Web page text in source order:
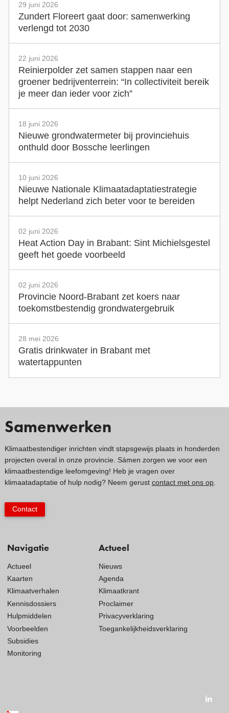
29 juni 2026
Zundert Floreert gaat door: samenwerking
verlengd tot 2030
22 juni 2026
Reinierpolder zet samen stappen naar een
groener bedrijventerrein: “In collectiviteit bereik
je meer dan ieder voor zich”
18 juni 2026
Nieuwe grondwatermeter bij provinciehuis
onthuld door Bossche leerlingen
10 juni 2026
Nieuwe Nationale Klimaatadaptatiestrategie
helpt Nederland zich beter voor te bereiden
02 juni 2026
Heat Action Day in Brabant: Sint Michielsgestel
geeft het goede voorbeeld
02 juni 2026
Provincie Noord-Brabant zet koers naar
toekomstbestendig grondwatergebruik
28 mei 2026
Gratis drinkwater in Brabant met
watertappunten
Navigatie
Actueel
Kaarten
Klimaatverhalen
Kennisdossiers
Hulpmiddelen
Voorbeelden
Subsidies
Monitoring
Actueel
Nieuws
Agenda
Klimaatkrant
Proclaimer
Privacyverklaring
Toegankelijkheidsverklaring
Samenwerken
Klimaatbestendiger inrichten vindt stapsgewijs plaats in honderden
projecten overal in onze provincie. Sámen zorgen we voor een
klimaatbestendige leefomgeving! Heb je vragen over
klimaatadaptatie of hulp nodig? Neem gerust contact met ons op.
Contact